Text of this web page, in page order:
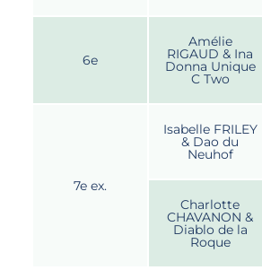
6e
Amélie
RIGAUD & Ina
Donna Unique
C Two
7e ex.
Isabelle FRILEY
& Dao du
Neuhof
Charlotte
CHAVANON &
Diablo de la
Roque